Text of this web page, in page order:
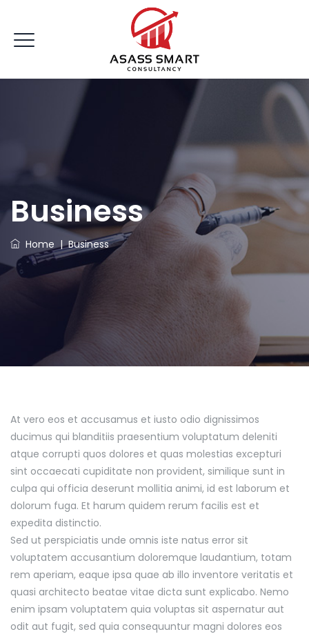
Business
Home |Business
At vero eos et accusamus et iusto odio dignissimos
ducimus qui blanditiis praesentium voluptatum deleniti
atque corrupti quos dolores et quas molestias excepturi
sint occaecati cupiditate non provident, similique sunt in
culpa qui officia deserunt mollitia animi, id est laborum et
dolorum fuga. Et harum quidem rerum facilis est et
expedita distinctio.
Sed ut perspiciatis unde omnis iste natus error sit
voluptatem accusantium doloremque laudantium, totam
rem aperiam, eaque ipsa quae ab illo inventore veritatis et
quasi architecto beatae vitae dicta sunt explicabo. Nemo
enim ipsam voluptatem quia voluptas sit aspernatur aut
odit aut fugit, sed quia consequuntur magni dolores eos